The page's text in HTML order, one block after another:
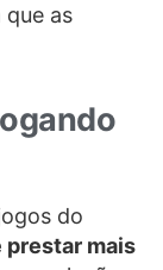
as
do
mais